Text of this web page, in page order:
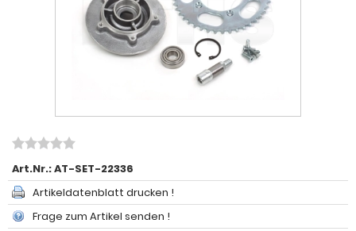
Art.Nr.:AT-SET-22336
Artikeldatenblatt drucken !
Frage zum Artikel senden !